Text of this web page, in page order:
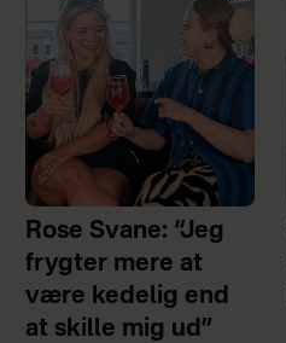
Rose Svane: “Jeg
frygter mere at
være kedelig end
at skille mig ud”